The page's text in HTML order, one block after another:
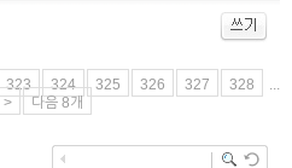
323 324 325 326 327 328
...
> 다음 8개